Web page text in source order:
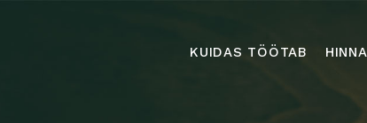
KUIDAS TÖÖTAB